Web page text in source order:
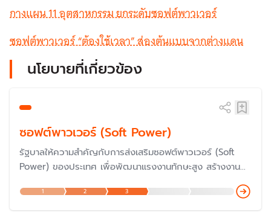
กางแผน 11 อุตสาหกรรม ยกระดับซอฟต์พาวเวอร์
ซอฟต์พาวเวอร์ “ต้องใช้เวลา” ส่องต้นแบบจากต่างแดน
นโยบายที่เกี่ยวข้อง
ซอฟต์พาวเวอร์ (Soft Power)
รัฐบาลให้ความสำคัญกับการส่งเสริมซอฟต์พาวเวอร์ (Soft
Power) ของประเทศ เพื่อพัฒนาแรงงานทักษะสูง สร้างงาน
และรายได้ ขยายอุตสาหกรรมเป้าหมาย ส่งเสริมการส่งออก และ
ผลักดันประเทศไทยให้เป็นประเทศชั้นนำของโลกด้านซอฟต์พาว
เวอร์
1 2 3